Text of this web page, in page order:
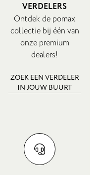
VERDELERS
Ontdek de pomax
collectie bij één van
onze premium
dealers!
ZOEK EEN VERDELER
IN JOUW BUURT